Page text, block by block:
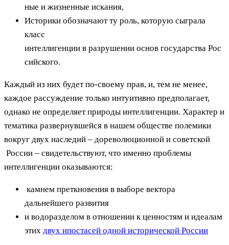
ные и жизненные искания,
Историки обозначают ту роль, которую сыграла
класс
интеллигенции в разрушении основ государства Рос
сийского.
Каждый из них будет по-своему прав, и, тем не менее,
каждое рассуждение только интуитивно предполагает,
однако не определяет природы интеллигенции. Характер и
тематика развернувшейся в нашем обществе полемики
вокруг двух наследий – дореволюционной и советской
России – свидетельствуют, что именно проблемы
интеллигенции оказываются:
камнем преткновения в выборе вектора
дальнейшего развития
и водоразделом в отношении к ценностям и идеалам
этих двух ипостасей одной исторической России